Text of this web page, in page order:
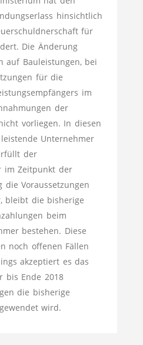
hinsichtlich
für
Die Änderung
auf Bauleistungen, bei
für die
im
der
vorliegen. In diesen
Unternehmer
der
im Zeitpunkt der
die Voraussetzungen
bleibt die bisherige
beim
bestehen. Diese
noch offenen Fällen
akzeptiert es das
bis Ende 2018
die bisherige
wird.